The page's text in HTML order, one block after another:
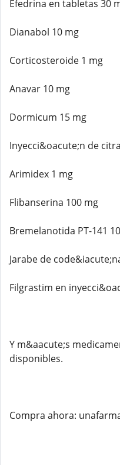
Efedrina en tabletas 30
Dianabol 10 mg
Corticosteroide 1 mg
Anavar 10 mg
Dormicum 15 mg
Inyecci&oacute;n de
Arimidex 1 mg
Flibanserina 100 mg
Bremelanotida PT-141
Jarabe de
Filgrastim en
Y m&aacute;s
disponibles.
Compra ahora: